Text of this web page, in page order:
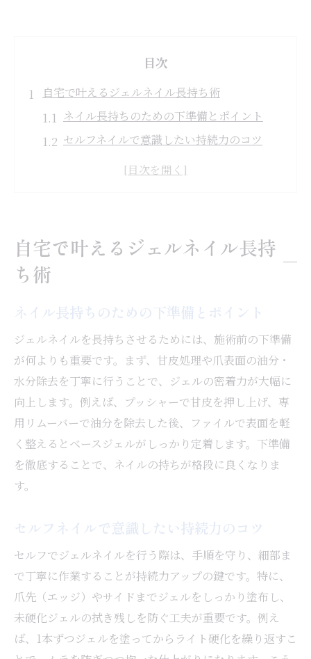
目次
自宅で叶えるジェルネイル長持ち術
ネイル長持ちのための下準備とポイント
セルフネイルで意識したい持続力のコツ
ジェルネイルが剥がれにくい塗り方の工夫
ネイルを美しく保つ日常ケアの秘訣
法
爪先のダメージを防ぐ日常の注意点
ジェルネイル後に気をつけたい生活習慣
オイルやクリームを活用したセルフケア術
ネイルの持ちを良くする保湿アイテムの選
び方
ジェルネイルが取れやすい原因と対策
剥がれやすいネイルの対処法とケア方法
長持ちネイルを実現する日常の見直しポイ
ント
プライマーやベースの選び方と使い方
取れやすいネイルを防ぐ生活習慣のヒント
トップコート選びで差がつく持続力
自宅で叶えるジェルネイル長持
ち術
ネイル長持ちのための下準備とポイント
ジェルネイルを長持ちさせるためには、施術前の下準備
が何よりも重要です。まず、甘皮処理や爪表面の油分・
水分除去を丁寧に行うことで、ジェルの密着力が大幅に
向上します。例えば、プッシャーで甘皮を押し上げ、専
用リムーバーで油分を除去した後、ファイルで表面を軽
く整えるとベースジェルがしっかり定着します。下準備
を徹底することで、ネイルの持ちが格段に良くなりま
す。
セルフネイルで意識したい持続力のコツ
セルフでジェルネイルを行う際は、手順を守り、細部ま
で丁寧に作業することが持続力アップの鍵です。特に、
爪先（エッジ）やサイドまでジェルをしっかり塗布し、
未硬化ジェルの拭き残しを防ぐ工夫が重要です。例え
ば、1本ずつジェルを塗ってからライト硬化を繰り返すこ